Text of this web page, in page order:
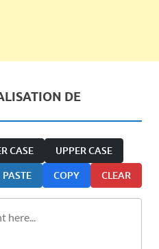
DE
CASE UPPER CASE
PASTE COPY CLEAR